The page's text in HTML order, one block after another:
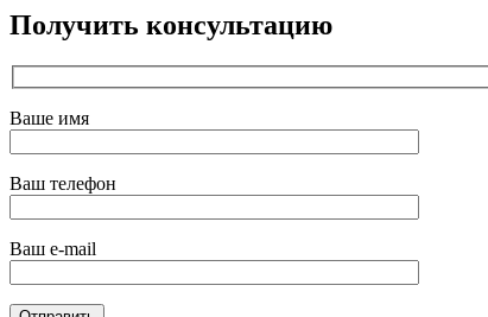
Получить консультацию
Ваше имя
Ваш телефон
Ваш e-mail